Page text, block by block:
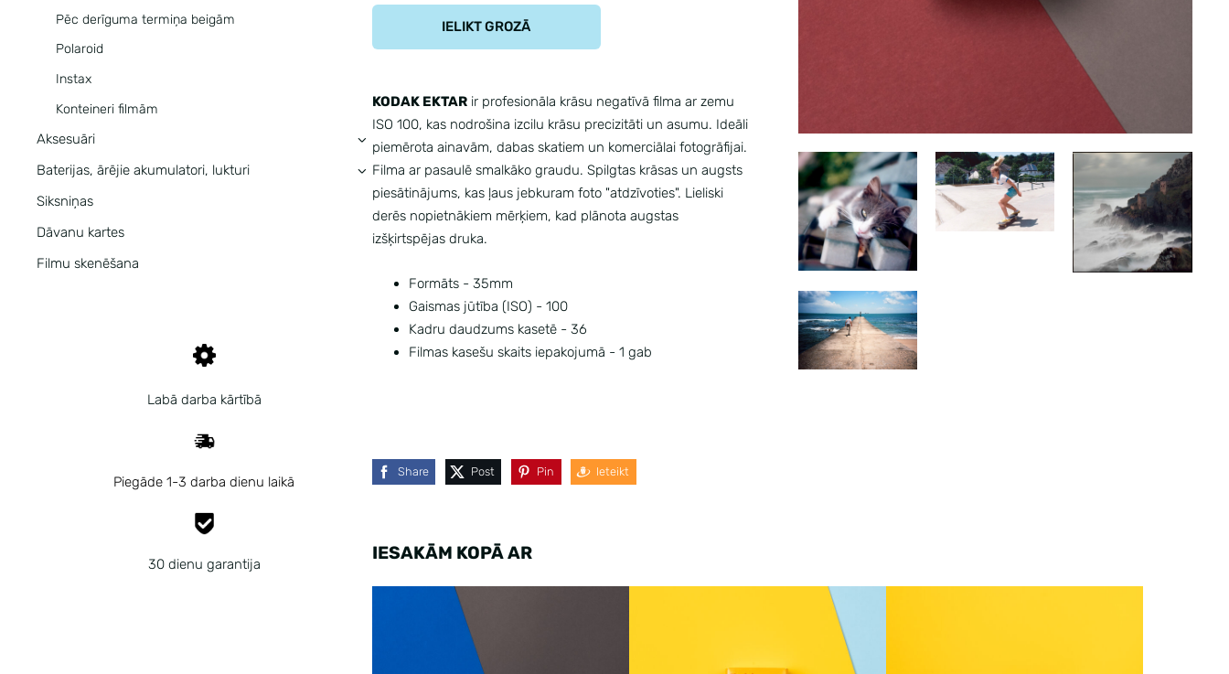
Pēc derīguma termiņa beigām
Polaroid
Instax
Konteineri filmām
Aksesuāri ›
Baterijas, ārējie akumulatori, lukturi ›
Siksniņas
Dāvanu kartes
Filmu skenēšana
Labā darba kārtībā
Piegāde 1-3 darba dienu laikā
30 dienu garantija
IELIKT GROZĀ
KODAK EKTARir profesionāla krāsu negatīvā filma ar zemu
ISO 100, kas nodrošina izcilu krāsu precizitāti un asumu. Ideāli
piemērota ainavām, dabas skatiem un komerciālai fotogrāfijai.
Filma ar pasaulē smalkāko graudu. Spilgtas krāsas un augsts
piesātinājums, kas ļaus jebkuram foto "atdzīvoties". Lieliski
derēs nopietnākiem mērķiem, kad plānota augstas
izšķirtspējas druka.
Formāts - 35mm
Gaismas jūtība (ISO) - 100
Kadru daudzums kasetē - 36
Filmas kasešu skaits iepakojumā - 1 gab
Share Post Pin Ieteikt
IESAKĀM KOPĀ AR